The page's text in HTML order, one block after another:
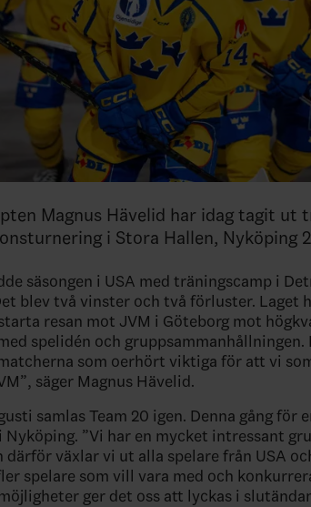
Magnus Hävelid har idag tagit ut
i Stora Hallen, Nyköping
säsongen i USA med träningscamp i
blev två vinster och två förluster. Laget
resan mot JVM i Göteborg mot
spelidén och gruppsammanhållningen.
som oerhört viktiga för att vi
säger Magnus Hävelid.
samlas Team 20 igen. Denna gång för
Nyköping. ”Vi har en mycket intressant
därför växlar vi ut alla spelare från USA
spelare som vill vara med och
ger det oss att lyckas i